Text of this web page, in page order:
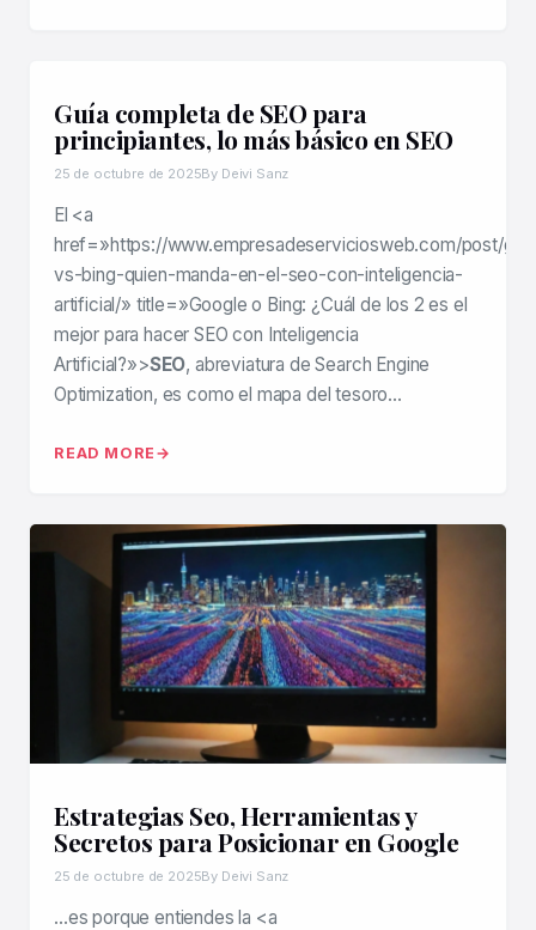
Guía completa de SEO para
principiantes, lo más básico en SEO
25 de octubre de 2025By Deivi Sanz
El <a
href=»https://www.empresadeserviciosweb.com/post/
vs-bing-quien-manda-en-el-seo-con-inteligencia-
artificial/» title=»Google o Bing: ¿Cuál de los 2 es el
mejor para hacer SEO con Inteligencia
Artificial?»>SEO, abreviatura de Search Engine
Optimization, es como el mapa del tesoro…
READ MORE
Estrategias Seo, Herramientas y
Secretos para Posicionar en Google
25 de octubre de 2025By Deivi Sanz
…es porque entiendes la <a